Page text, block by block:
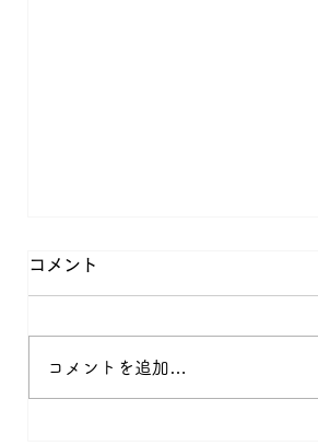
コメント
コメントを追加…